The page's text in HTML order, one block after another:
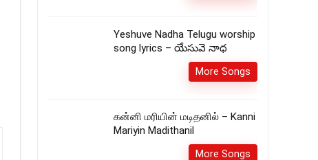
Yeshuve Nadha Telugu worship
song lyrics – యేసువె నాధ
More Songs
கன்னி மரியின் மடிதனில் – Kanni
Mariyin Madithanil
More Songs